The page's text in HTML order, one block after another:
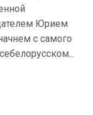
Юрием
с самого